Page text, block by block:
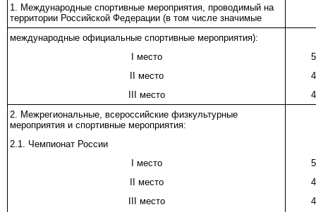
1. Международные спортивные мероприятия, проводимый на
территории Российской Федерации (в том числе значимые
международные официальные спортивные мероприятия):
I место
II место
III место
2. Межрегиональные, всероссийские физкультурные
мероприятия и спортивные мероприятия:
2.1. Чемпионат России
I место
II место
III место